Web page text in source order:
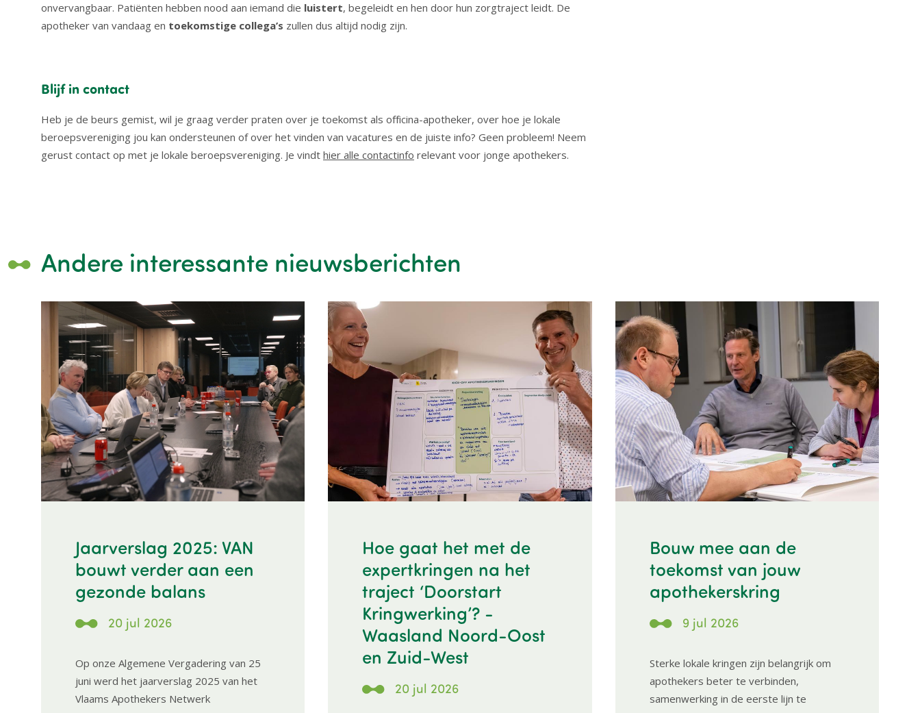
onvervangbaar. Patiënten hebben nood aan iemand die luistert, begeleidt en hen door hun zorgtraject leidt. De
apotheker van vandaag en toekomstige collega’s zullen dus altijd nodig zijn.
Blijf in contact
Heb je de beurs gemist, wil je graag verder praten over je toekomst als officina-apotheker, over hoe je lokale
beroepsvereniging jou kan ondersteunen of over het vinden van vacatures en de juiste info? Geen probleem! Neem
gerust contact op met je lokale beroepsvereniging. Je vindt hier alle contactinfo relevant voor jonge apothekers.
Andere interessante nieuwsberichten
Jaarverslag 2025: VAN
bouwt verder aan een
gezonde balans
20 jul 2026
Op onze Algemene Vergadering van 25
juni werd het jaarverslag 2025 van het
Vlaams Apothekers Netwerk
Image
Hoe gaat het met de
expertkringen na het
traject ‘Doorstart
Kringwerking’? -
Waasland Noord-Oost
en Zuid-West
20 jul 2026
Image
Bouw mee aan de
toekomst van jouw
apothekerskring
9 jul 2026
Sterke lokale kringen zijn belangrijk om
apothekers beter te verbinden,
samenwerking in de eerste lijn te